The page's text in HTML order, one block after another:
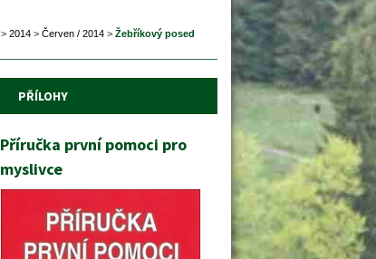
> 2014 > Červen / 2014 > Žebříkový posed
PŘÍLOHY
Příručka první pomoci pro
myslivce